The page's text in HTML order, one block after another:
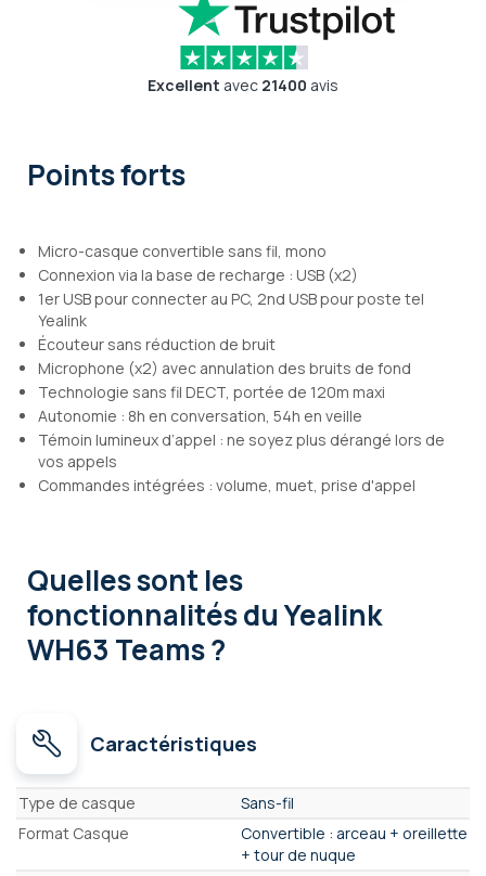
Excellent avec 21400 avis
Points forts
Micro-casque convertible sans fil, mono
Connexion via la base de recharge : USB (x2)
1er USB pour connecter au PC, 2nd USB pour poste tel
Yealink
Écouteur sans réduction de bruit
Microphone (x2) avec annulation des bruits de fond
Technologie sans fil DECT, portée de 120m maxi
Autonomie : 8h en conversation, 54h en veille
Témoin lumineux d’appel : ne soyez plus dérangé lors de
vos appels
Commandes intégrées : volume, muet, prise d'appel
Quelles sont les
fonctionnalitésdu Yealink
WH63 Teams ?
Caractéristiques
Caractéristiques
Type de casque
Sans-fil
Format Casque
Convertible : arceau + oreillette
+ tour de nuque